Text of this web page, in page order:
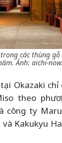
các thùng
Ảnh: aichi-
Okazaki chỉ
theo
công ty
Kakukyu